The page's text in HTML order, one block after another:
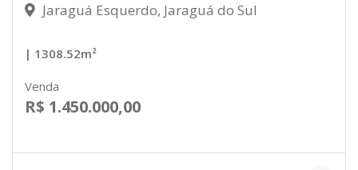
Jaraguá Esquerdo, Jaraguá do Sul
| 1308.52m²
Venda
R$ 1.450.000,00